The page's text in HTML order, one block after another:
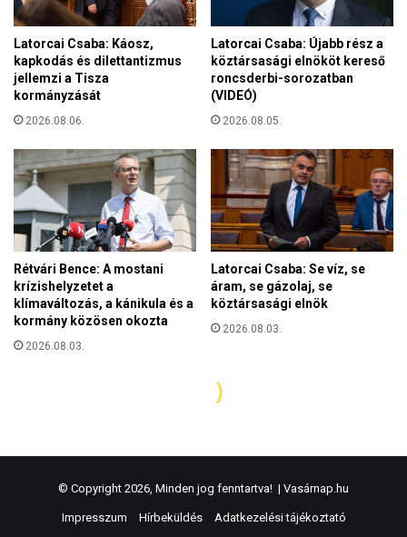
© Copyright 2026, Minden jog fenntartva! | Vasárnap.hu
Impresszum Hírbeküldés Adatkezelési tájékoztató